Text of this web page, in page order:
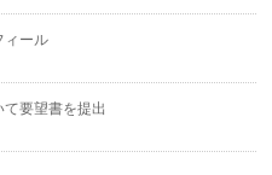
ィール
要望書を提出